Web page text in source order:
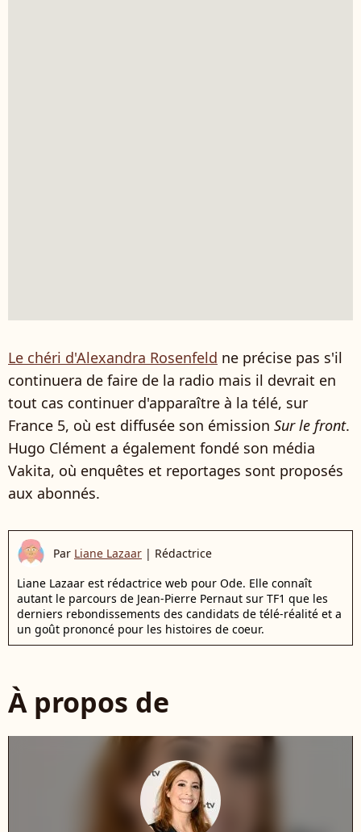
Le chéri d'Alexandra Rosenfeld ne précise pas s'il
continuera de faire de la radio mais il devrait en
tout cas continuer d'apparaître à la télé, sur
France 5, où est diffusée son émission Sur le front.
Hugo Clément a également fondé son média
Vakita, où enquêtes et reportages sont proposés
aux abonnés.
Par Liane Lazaar | Rédactrice
Liane Lazaar est rédactrice web pour Ode. Elle connaît
autant le parcours de Jean-Pierre Pernaut sur TF1 que les
derniers rebondissements des candidats de télé-réalité et a
un goût prononcé pour les histoires de coeur.
À propos de